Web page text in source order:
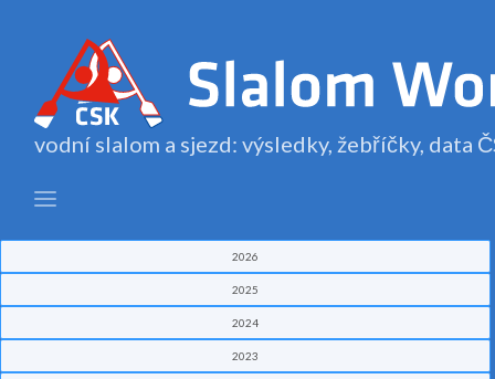
vodní slalom a sjezd: výsledky, žebříčky, data
2026
2025
2024
2023